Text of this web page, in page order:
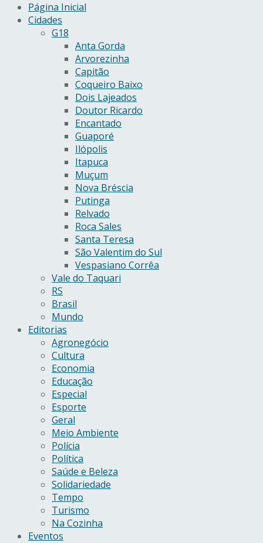
Página Inicial
Cidades
G18
Anta Gorda
Arvorezinha
Capitão
Coqueiro Baixo
Dois Lajeados
Doutor Ricardo
Encantado
Guaporé
Ilópolis
Itapuca
Muçum
Nova Bréscia
Putinga
Relvado
Roca Sales
Santa Teresa
São Valentim do Sul
Vespasiano Corrêa
Vale do Taquari
RS
Brasil
Mundo
Editorias
Agronegócio
Cultura
Economia
Educação
Especial
Esporte
Geral
Meio Ambiente
Polícia
Política
Saúde e Beleza
Solidariedade
Tempo
Turismo
Na Cozinha
Eventos